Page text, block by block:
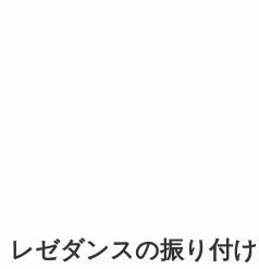
レゼダンスの振り付